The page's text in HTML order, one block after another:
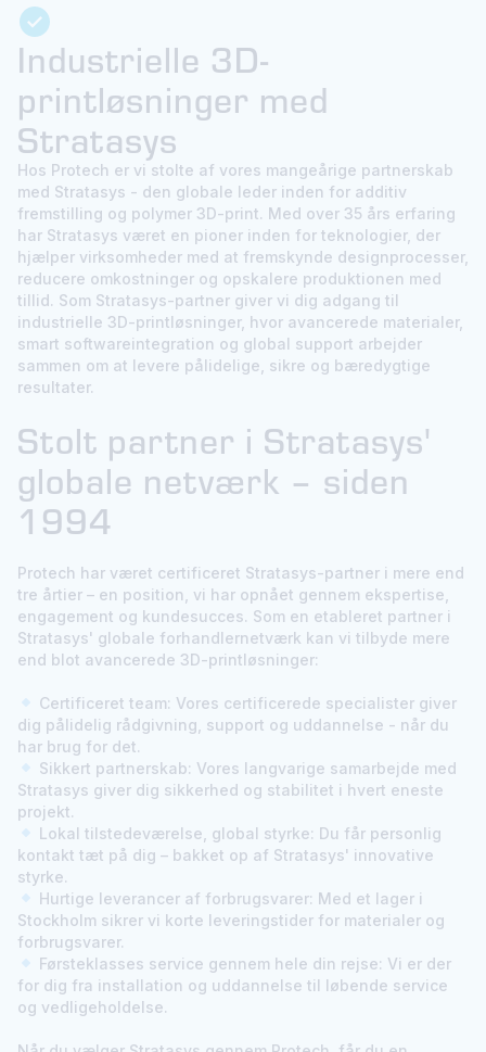
Industrielle 3D-
printløsninger med
Stratasys
Hos Protech er vi stolte af vores mangeårige partnerskab
med Stratasys - den globale leder inden for additiv
fremstilling og polymer 3D-print. Med over 35 års erfaring
har Stratasys været en pioner inden for teknologier, der
hjælper virksomheder med at fremskynde designprocesser,
reducere omkostninger og opskalere produktionen med
tillid. Som Stratasys-partner giver vi dig adgang til
industrielle 3D-printløsninger, hvor avancerede materialer,
smart softwareintegration og global support arbejder
sammen om at levere pålidelige, sikre og bæredygtige
resultater.
Stolt partner i Stratasys'
globale netværk – siden
1994
Protech har været certificeret Stratasys-partner i mere end
tre årtier – en position, vi har opnået gennem ekspertise,
engagement og kundesucces. Som en etableret partner i
Stratasys' globale forhandlernetværk kan vi tilbyde mere
end blot avancerede 3D-printløsninger:
Certificeret team: Vores certificerede specialister giver
dig pålidelig rådgivning, support og uddannelse - når du
har brug for det.
Sikkert partnerskab: Vores langvarige samarbejde med
Stratasys giver dig sikkerhed og stabilitet i hvert eneste
projekt.
Lokal tilstedeværelse, global styrke: Du får personlig
kontakt tæt på dig – bakket op af Stratasys' innovative
styrke.
Hurtige leverancer af forbrugsvarer: Med et lager i
Stockholm sikrer vi korte leveringstider for materialer og
forbrugsvarer.
Førsteklasses service gennem hele din rejse: Vi er der
for dig fra installation og uddannelse til løbende service
og vedligeholdelse.